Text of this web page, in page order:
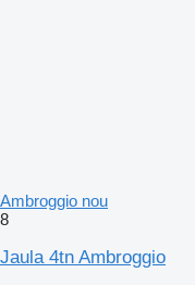
Ambroggio nou
8
Jaula 4tn Ambroggio